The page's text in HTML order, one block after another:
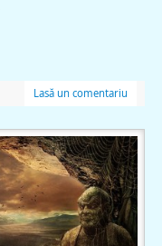
Lasă un comentariu